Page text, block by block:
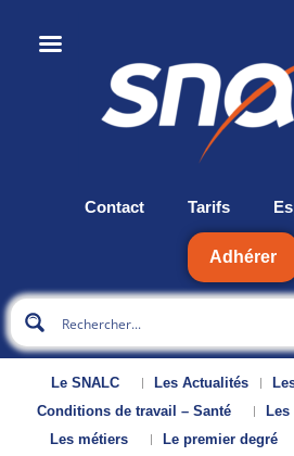
Contact Tarifs
Adhérer
Le SNALC Les Actualités
Conditions de travail – Santé
Les métiers
Le premier degré